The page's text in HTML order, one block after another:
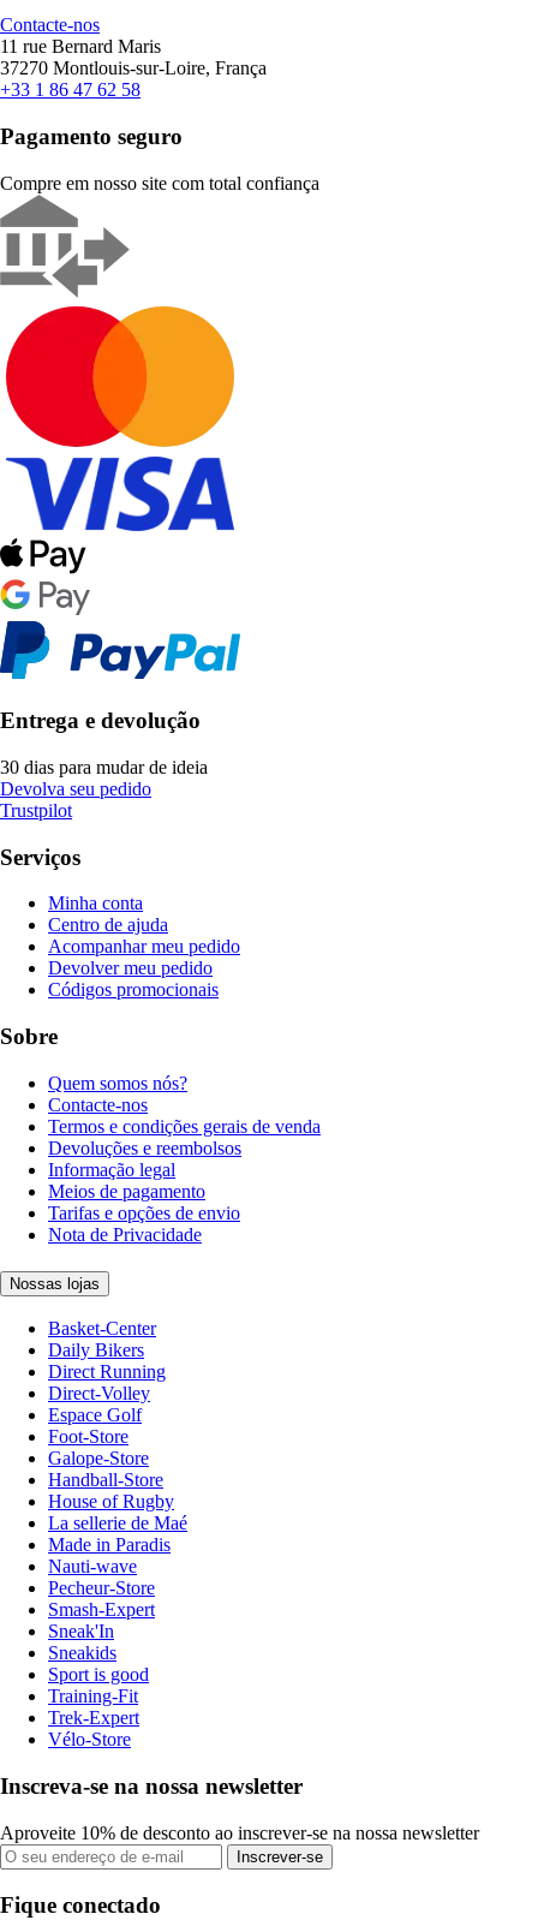
Contacte-nos
11 rue Bernard Maris
37270 Montlouis-sur-Loire, França
+33 1 86 47 62 58
Pagamento seguro
Compre em nosso site com total confiança
Entrega e devolução
30 dias para mudar de ideia
Devolva seu pedido
Trustpilot
Serviços
Minha conta
Centro de ajuda
Acompanhar meu pedido
Devolver meu pedido
Códigos promocionais
Sobre
Quem somos nós?
Contacte-nos
Termos e condições gerais de venda
Devoluções e reembolsos
Informação legal
Meios de pagamento
Tarifas e opções de envio
Nota de Privacidade
Nossas lojas
Basket-Center
Daily Bikers
Direct Running
Direct-Volley
Espace Golf
Foot-Store
Galope-Store
Handball-Store
House of Rugby
La sellerie de Maé
Made in Paradis
Nauti-wave
Pecheur-Store
Smash-Expert
Sneak'In
Sneakids
Sport is good
Training-Fit
Trek-Expert
Vélo-Store
Inscreva-se na nossa newsletter
Aproveite 10% de desconto ao inscrever-se na nossa newsletter
Inscrever-se
Fique conectado